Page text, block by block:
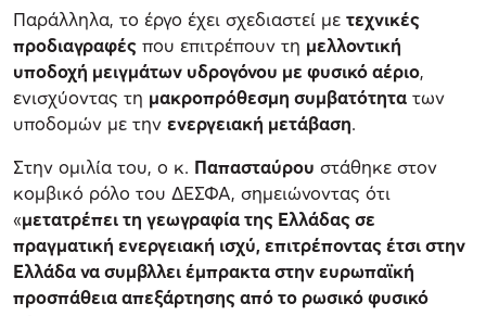
Παράλληλα, το έργο έχει σχεδιαστεί με τεχνικές
προδιαγραφές που επιτρέπουν τη μελλοντική
υποδοχή μειγμάτων υδρογόνου με φυσικό αέριο,
ενισχύοντας τη μακροπρόθεσμη συμβατότητα των
υποδομών με την ενεργειακή μετάβαση.
Στην ομιλία του, ο κ. Παπασταύρου στάθηκε στον
κομβικό ρόλο του ΔΕΣΦΑ, σημειώνοντας ότι
«μετατρέπει τη γεωγραφία της Ελλάδας σε
πραγματική ενεργειακή ισχύ, επιτρέποντας έτσι στην
Ελλάδα να συμβλλει έμπρακτα στην ευρωπαϊκή
προσπάθεια απεξάρτησης από το ρωσικό φυσικό